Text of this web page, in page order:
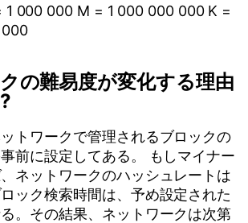
1 000 000 M = 1 000 000 000 K =
の難易度が変化する理由
トワークで管理されるブロックの
前に設定してある。 もしマイナー
ネットワークのハッシュレートは
ロック検索時間は、予め設定された
。その結果、ネットワークは次第